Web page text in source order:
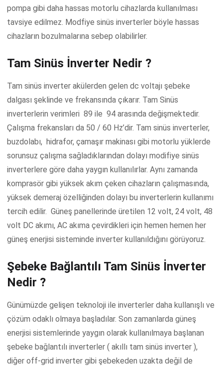
pompa gibi daha hassas motorlu cihazlarda kullanılması
tavsiye edilmez. Modfiye sinüs inverterler böyle hassas
cihazların bozulmalarına sebep olabilirler.
Tam Sinüs İnverter Nedir ?
Tam sinüs inverter akülerden gelen dc voltajı şebeke
dalgası şeklinde ve frekansında çıkarır. Tam Sinüs
inverterlerin verimleri 89 ile 94 arasında değişmektedir.
Çalışma frekansları da 50 / 60 Hz’dir. Tam sinüs inverterler,
buzdolabı, hidrafor, çamaşır makinası gibi motorlu yüklerde
sorunsuz çalışma sağladıklarından dolayı modifiye sinüs
inverterlere göre daha yaygın kullanılırlar. Aynı zamanda
komprasör gibi yüksek akım çeken cihazların çalışmasında,
yüksek demeraj özelliğinden dolayı bu inverterlerin kullanımı
tercih edilir. Güneş panellerinde üretilen 12 volt, 24 volt, 48
volt DC akımı, AC akıma çevirdikleri için hemen hemen her
güneş enerjisi sisteminde inverter kullanıldığını görüyoruz.
Şebeke Bağlantılı Tam Sinüs İnverter
Nedir ?
Günümüzde gelişen teknoloji ile inverterler daha kullanışlı ve
çözüm odaklı olmaya başladılar. Son zamanlarda güneş
enerjisi sistemlerinde yaygın olarak kullanılmaya başlanan
şebeke bağlantılı inverterler ( akıllı tam sinüs inverter ),
diğer off-grid inverter gibi şebekeden uzakta değil de